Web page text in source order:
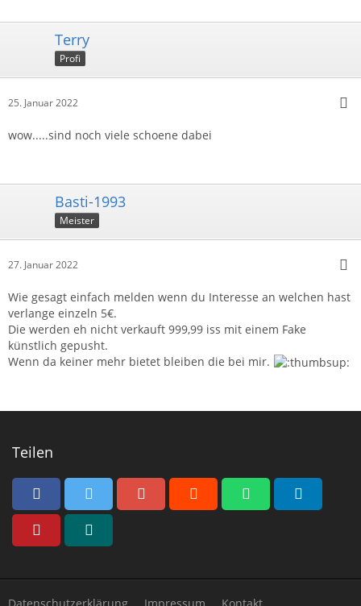
Terry
Profi
25. Januar 2022
wow.....sind noch viele schoene dabei
Basti-1993
Meister
27. Januar 2022
Wie gesagt einfach melden wenn du Interesse an welchen hast
verlange einzeln 5€.
Die werden eh nicht verkauft 999,99 iss mit einem Fake
künstlich gepusht.
Wenn da keiner mehr bietet bleiben die bei mir.
Teilen